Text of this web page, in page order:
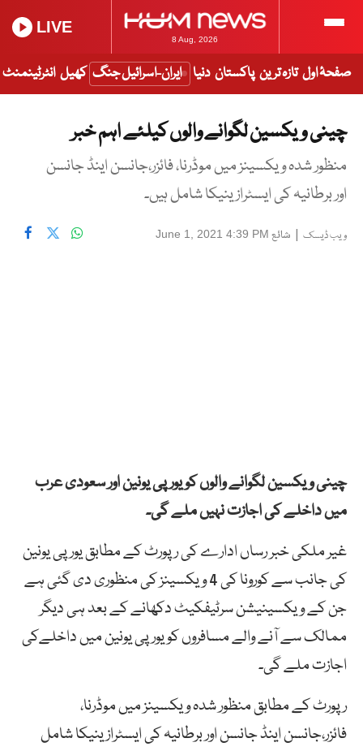
8 Aug, 2026
LIVE
صفحۂ اول تازہ ترین پاکستان دنیا ایران-اسرائیل جنگ کھیل انٹرٹینمنٹ
چینی ویکسین لگوانے والوں کیلئے اہم خبر
منظور شدہ ویکسینز میں موڈرنا، فائزر،جانسن اینڈ جانسن
اور برطانیہ کی ایسٹرازینیکا شامل ہیں۔
ویب ڈیسک | شائع June 1, 2021 4:39 PM
چینیویکسینلگوانےوالوںکویورپییونیناورسعودیعرب
میںداخلے کیاجازتنہیںملےگی۔
غیر ملکی خبر رساں ادارے کی رپورٹ کے مطابق یورپییونین
کیجانبسےکوروناکی ویکسینزکیمنظوریدیگئیہے
جنکےویکسینیشنسرٹیفکیٹدکھانےکےبعدہیدیگر
ممالکسےآنےوالےمسافروںکویورپییونینمیںداخلےکی
اجازتملےگی۔
رپورٹ کے مطابق منظور شدہ ویکسینز میں موڈرنا،
فائزر،جانسناینڈجانسناوربرطانیہکیایسٹرازینیکاشامل